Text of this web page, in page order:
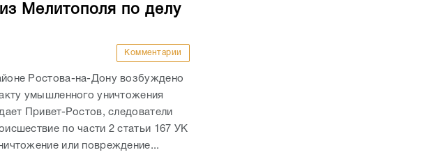
Мелитополя по делу
Комментарии
Ростова-на-Дону возбуждено
умышленного уничтожения
Привет-Ростов, следователи
по части 2 статьи 167 УК
или повреждение...